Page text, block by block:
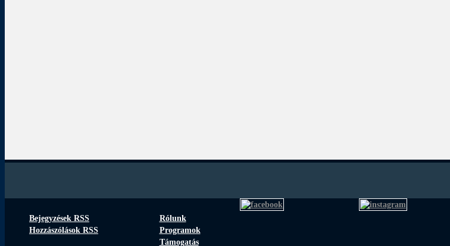
Rólunk
Programok
Támogatás
Bejegyzések RSS
Hozzászólások RSS